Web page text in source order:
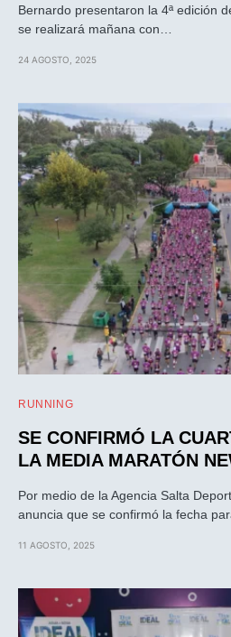
Bernardo presentaron la 4ª edición
se realizará mañana con…
24 AGOSTO, 2025
RUNNING
SE CONFIRMÓ LA
LA MEDIA MARATÓN
Por medio de la Agencia Salta
anuncia que se confirmó la fecha
11 AGOSTO, 2025